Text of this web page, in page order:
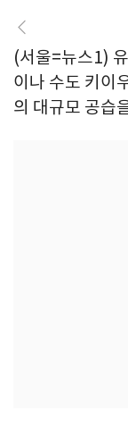
(서울=뉴스1)
이나 수도 키이
의 대규모 공습